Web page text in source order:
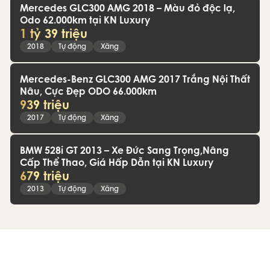
Mercedes GLC300 AMG 2018 – Màu đỏ độc lạ,
Odo 62.000km tại KN Luxury
1 tỷ 39 triệu
2018 Tự động Xăng
Mercedes-Benz GLC300 AMG 2017 Trắng Nội Thất
Nâu, Cực Đẹp ODO 66.000km
939 triệu
2017 Tự động Xăng
BMW 528i GT 2013 – Xe Đức Sang Trọng,Nâng
Cấp Thể Thao, Giá Hấp Dẫn tại KN Luxury
679 triệu
2013 Tự động Xăng